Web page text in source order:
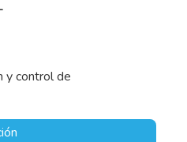
y control de